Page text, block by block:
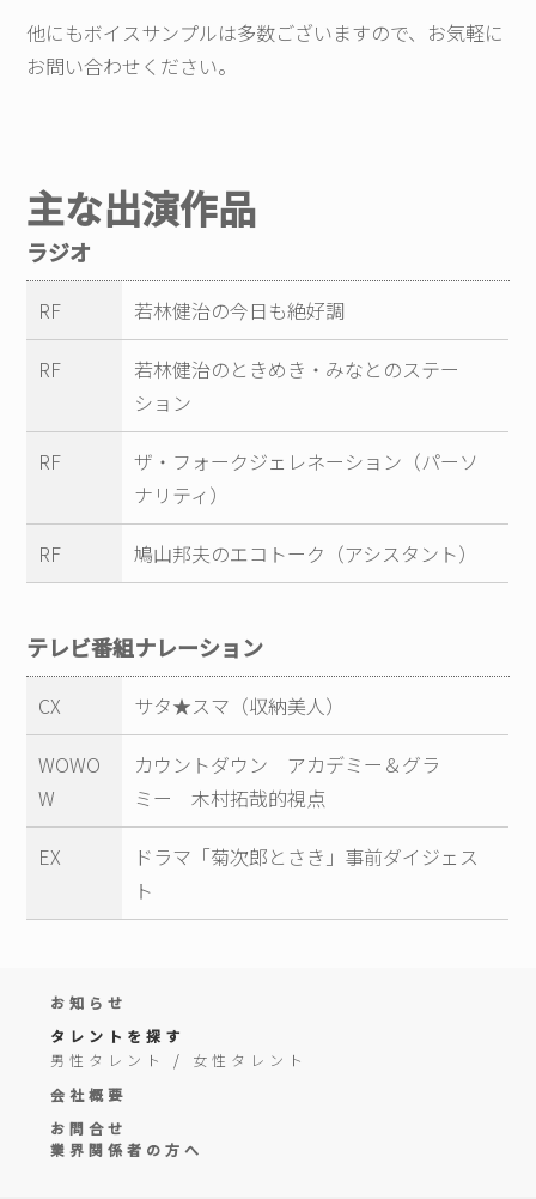
他にもボイスサンプルは多数ございますので、お気軽に
お問い合わせください。
主な出演作品
ラジオ
RF 若林健治の今日も絶好調
RF
若林健治のときめき・みなとのステー
ション
RF
ザ・フォークジェレネーション（パーソ
ナリティ）
RF 鳩山邦夫のエコトーク（アシスタント）
テレビ番組ナレーション
CX サタ★スマ（収納美人）
WOWO
W
カウントダウン アカデミー＆グラ
ミー 木村拓哉的視点
EX
ドラマ「菊次郎とさき」事前ダイジェス
ト
お知らせ
タレントを探す
男性タレント
/ 女性タレント
会社概要
お問合せ
業界関係者の方へ